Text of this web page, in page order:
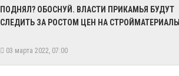
ПОДНЯЛ? ОБОСНУЙ. ВЛАСТИ ПРИКАМЬЯ БУДУТ
СЛЕДИТЬ ЗА РОСТОМ ЦЕН НА СТРОЙМАТЕРИАЛЫ
03 марта 2022, 07:00